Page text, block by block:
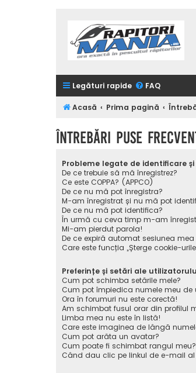
Legături rapide FAQ
Acasă Prima pagină
Întrebări puse
Probleme legate de identificare
De ce trebuie să mă înregistrez?
Ce este COPPA? (APPCO)
De ce nu mă pot înregistra?
M-am înregistrat și nu mă pot
De ce nu mă pot identifica?
În urmă cu ceva timp m-am
Mi-am pierdut parola!
De ce expiră automat sesiunea mea
Care este funcția „Șterge cookie-
Preferințe și setări ale
Cum pot schimba setările mele?
Cum pot împiedica numele meu de
Ora în forumuri nu este corectă!
Am schimbat fusul orar din profilul
Limba mea nu este în listă!
Care este imaginea de lângă
Cum pot arăta un avatar?
Cum poate fi schimbat rangul meu?
Când dau clic pe linkul de e-mail al